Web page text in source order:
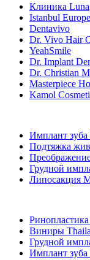
Клиника Luna
Istanbul
Dentavivo
Dr. Vivo Hair
YeahSmile
Dr. Implant
Dr. Christian
Masterpiece
Kamol
Имплант
Подтяжка
Грудной
Липосакция
Виниры
Грудной
Имплант зуба